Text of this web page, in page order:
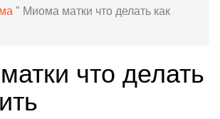
" Миома матки что делать как
что делать